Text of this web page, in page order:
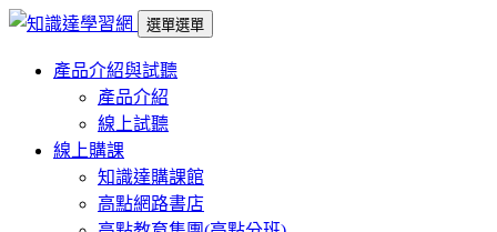
選單選單
產品介紹與試聽
產品介紹
線上試聽
線上購課
知識達購課館
高點網路書店